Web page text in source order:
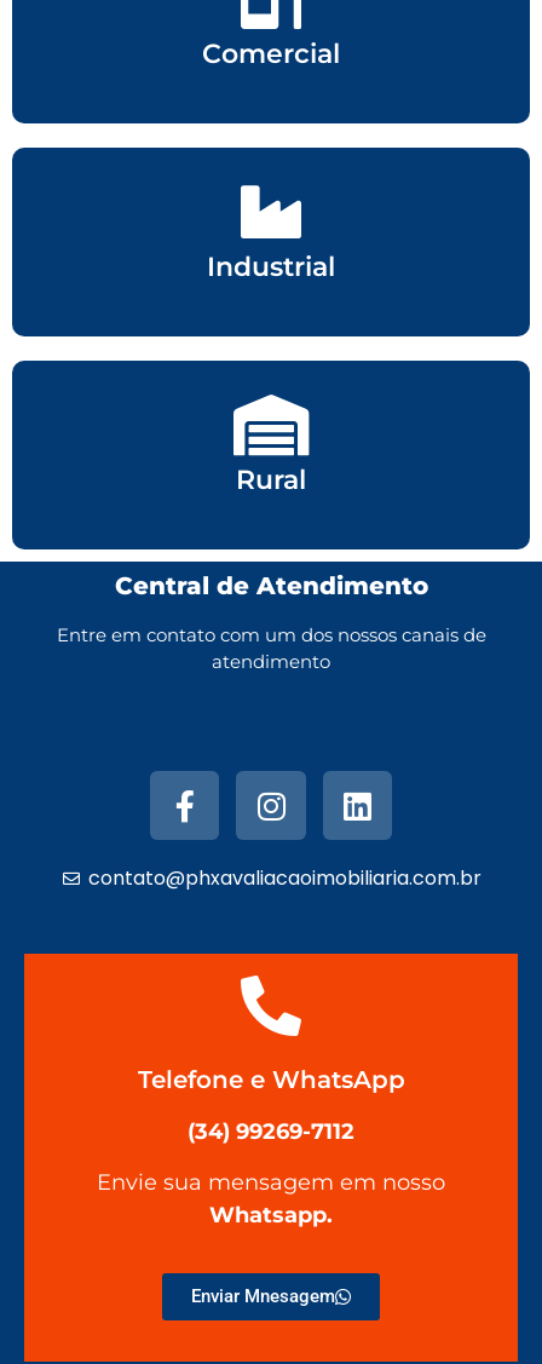
Comercial
Industrial
Rural
Central de Atendimento
Entre em contato com um dos nossos canais de
atendimento
contato@phxavaliacaoimobiliaria.com.br
Telefone e WhatsApp
(34) 99269-7112
Envie sua mensagem em nosso
Whatsapp.
Enviar Mnesagem